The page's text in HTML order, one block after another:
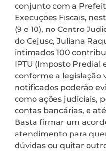
conjunto com a
Execuções Fiscais,
(9 e 10), no Centro
do Cejusc, Juliana
intimados 100
IPTU (Imposto Predial
conforme a legislação
notificados poderão
como ações judiciais,
contas bancárias, e
Basta firmar um
atendimento para
dúvidas ou quitar